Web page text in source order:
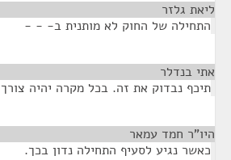
ליאת גלזר
התחילה של החוק לא מותנית ב- - -
אתי בנדלר
תיכף נבדוק את זה. בכל מקרה יהיה
היו"ר חמד עמאר
כאשר נגיע לסעיף התחילה נדון בכך.